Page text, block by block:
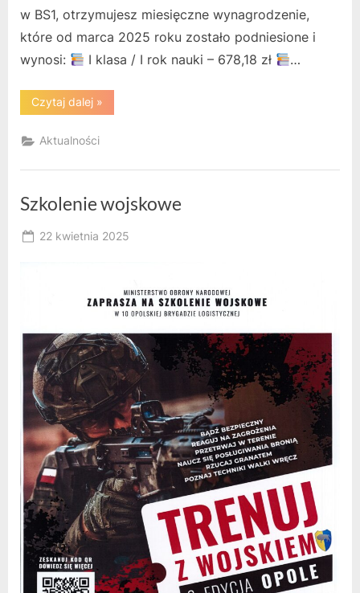
w BS1, otrzymujesz miesięczne wynagrodzenie,
które od marca 2025 roku zostało podniesione i
wynosi:
I klasa / I rok nauki – 678,18 zł …
Czytaj dalej“
‍♀
uczniów
Młodocianych!
»
Aktualności
Szkolenie wojskowe
Posted
22 kwietnia 2025